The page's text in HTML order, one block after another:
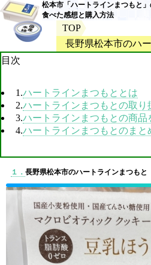
松本市「ハートラインまつもと
食べた感想と購入方法
TOP
長野県松本市のハ
目次
1.ハートラインまつもととは
2.ハートラインまつもとの取り
3.ハートラインまつもとの商品
4.ハートラインまつもとのまと
１． 長野県松本市のハートラインまつもと